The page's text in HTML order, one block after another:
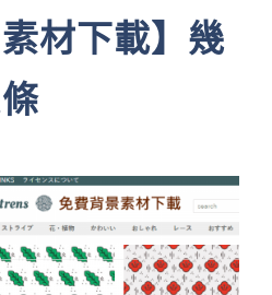
素材下載】幾